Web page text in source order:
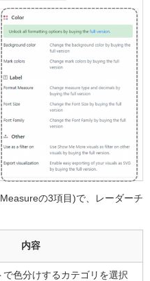
の3項目)で、レーダーチ
内容
で色分けするカテゴリを選択